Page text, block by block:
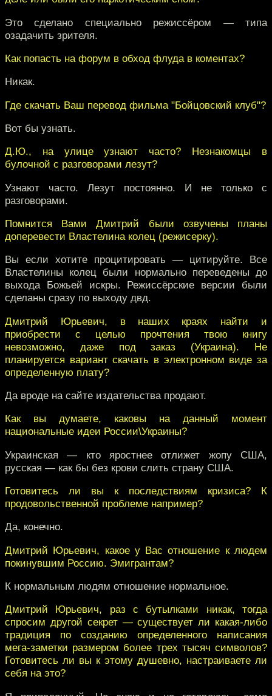
Это сделано специально режиссёром — типа
озадачить зрителя.
Как попасть на форум в обход флуда в коментах?
Никак.
Где скачать Ваш перевод фильма "Бойцовский клуб"?
Вот бы узнать.
Д.Ю., на улице узнают часто? Незнакомцы в
булочной с разговорами лезут?
Узнают часто. Лезут постоянно. И не только с
разговорами.
Помнится Вами Дмитрий были озвучены планы
доперевести Властелина колец (режисерку).
Вы если хотите процитировать — цитируйте. Все
Властелины колец были нормально переведены до
выхода Божьей искры. Режиссёрские версии были
сделаны сразу по выходу двд.
Дмитрий Юрьевич, в наших краях найти и
приобрести с целью прочтения твою книгу
невозможно, даже под заказ (Украина). Не
планируется вариант скачать в электронном виде за
определенную плату?
Да вроде на сайте издательства продают.
Как вы думаете, каковы на данный момент
национальные идеи России\Украины?
Украинская — кто яростнее отлижет жопу США,
русская — как бы без крови слить страну США.
Готовитесь ли вы к последствиям кризиса? К
продовольственной проблеме например?
Да, конечно.
Дмитрий Юрьевич, какое у Вас отношение к людем
покинувшим Россию. Эмигрантам?
К нормальным людям отношение нормальное.
Дмитрий Юрьевич, раз с бутылками никак, тогда
спросим другой секрет — существует ли какая-либо
традиция по созданию определенного написания
мега-заметки размером более трех тысяч символов?
Готовитесь ли вы к этому душевно, настраиваете ли
себя на это?